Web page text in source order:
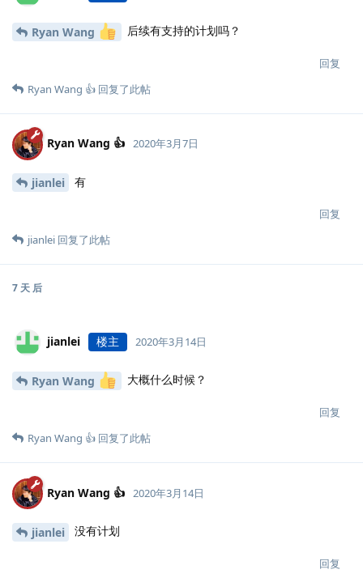
Ryan Wang 后续有支持的计划吗？
回复
Ryan Wang 👍 回复了此帖
Ryan Wang 👍 2020年3月7日
jianlei 有
回复
jianlei 回复了此帖
7 天 后
jianlei 楼主 2020年3月14日
Ryan Wang 大概什么时候？
回复
Ryan Wang 👍 回复了此帖
Ryan Wang 👍 2020年3月14日
jianlei 没有计划
回复